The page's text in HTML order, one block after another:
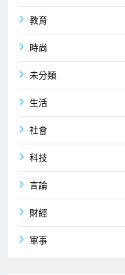
教育
時尚
未分類
生活
社會
科技
言論
財經
軍事